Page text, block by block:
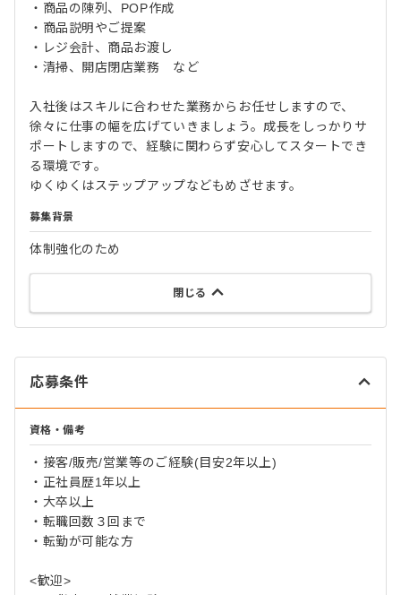
・商品の陳列、POP作成
・商品説明やご提案
・レジ会計、商品お渡し
・清掃、開店閉店業務 など
入社後はスキルに合わせた業務からお任せしますので、
徐々に仕事の幅を広げていきましょう。成長をしっかりサ
ポートしますので、経験に関わらず安心してスタートでき
る環境です。
ゆくゆくはステップアップなどもめざせます。
募集背景
体制強化のため
閉じる
応募条件
資格・備考
・接客/販売/営業等のご経験(目安2年以上)
・正社員歴1年以上
・大卒以上
・転職回数３回まで
・転勤が可能な方
<歓迎>